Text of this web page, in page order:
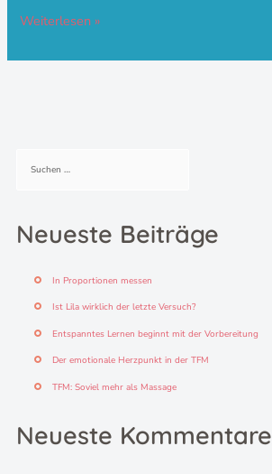
Weiterlesen »
eNeueste Beiträge
In Proportionen messen
Ist Lila wirklich der letzte Versuch?
Entspanntes Lernen beginnt mit der Vorbereitung
Der emotionale Herzpunkt in der TFM
TFM: Soviel mehr als Massage
Neueste Kommentare